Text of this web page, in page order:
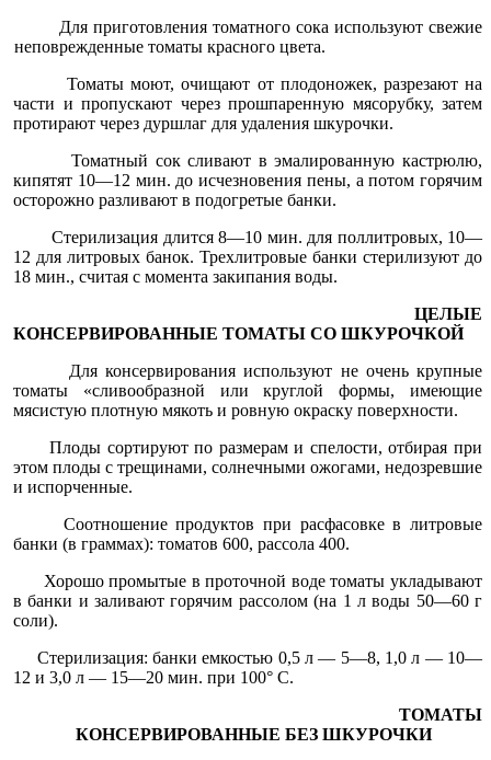
Для приготовления томатного сока используют свежие
непо­врежденные томаты красного цвета.
Томаты моют, очищают от плодоножек, разрезают на
части и пропускают через прошпаренную мясорубку, затем
протирают через дуршлаг для удаления шкурочки.
Томатный сок сливают в эмалированную кастрюлю,
кипятят 10—12 мин. до исчезновения пены, а потом горячим
осторожно раз­ливают в подогретые банки.
Стерилизация длится 8—10 мин. для поллитровых, 10—
12 для литровых банок. Трехлитровые банки стерилизуют до
18 мин., считая с момента закипания воды.
ЦЕЛЫЕ
КОНСЕРВИРОВАННЫЕ ТОМАТЫ СО ШКУРОЧКОЙ
Для консервирования используют не очень крупные
томаты «сливообразной или круглой формы, имеющие
мясистую плотную мякоть и ровную окраску поверхности.
Плоды сортируют по размерам и спелости, отбирая при
этом плоды с трещинами, солнечными ожогами, недозревшие
и испор­ченные.
Соотношение продуктов при расфасовке в литровые
банки (в граммах): томатов 600, рассола 400.
Хорошо промытые в проточной воде томаты укладывают
в бан­ки и заливают горячим рассолом (на 1 л воды 50—60 г
соли).
Стерилизация: банки емкостью 0,5 л — 5—8, 1,0 л — 10—
12 и 3,0 л — 15—20 мин. при 100° С.
ТОМАТЫ
КОНСЕРВИРОВАННЫЕ БЕЗ ШКУРОЧКИ